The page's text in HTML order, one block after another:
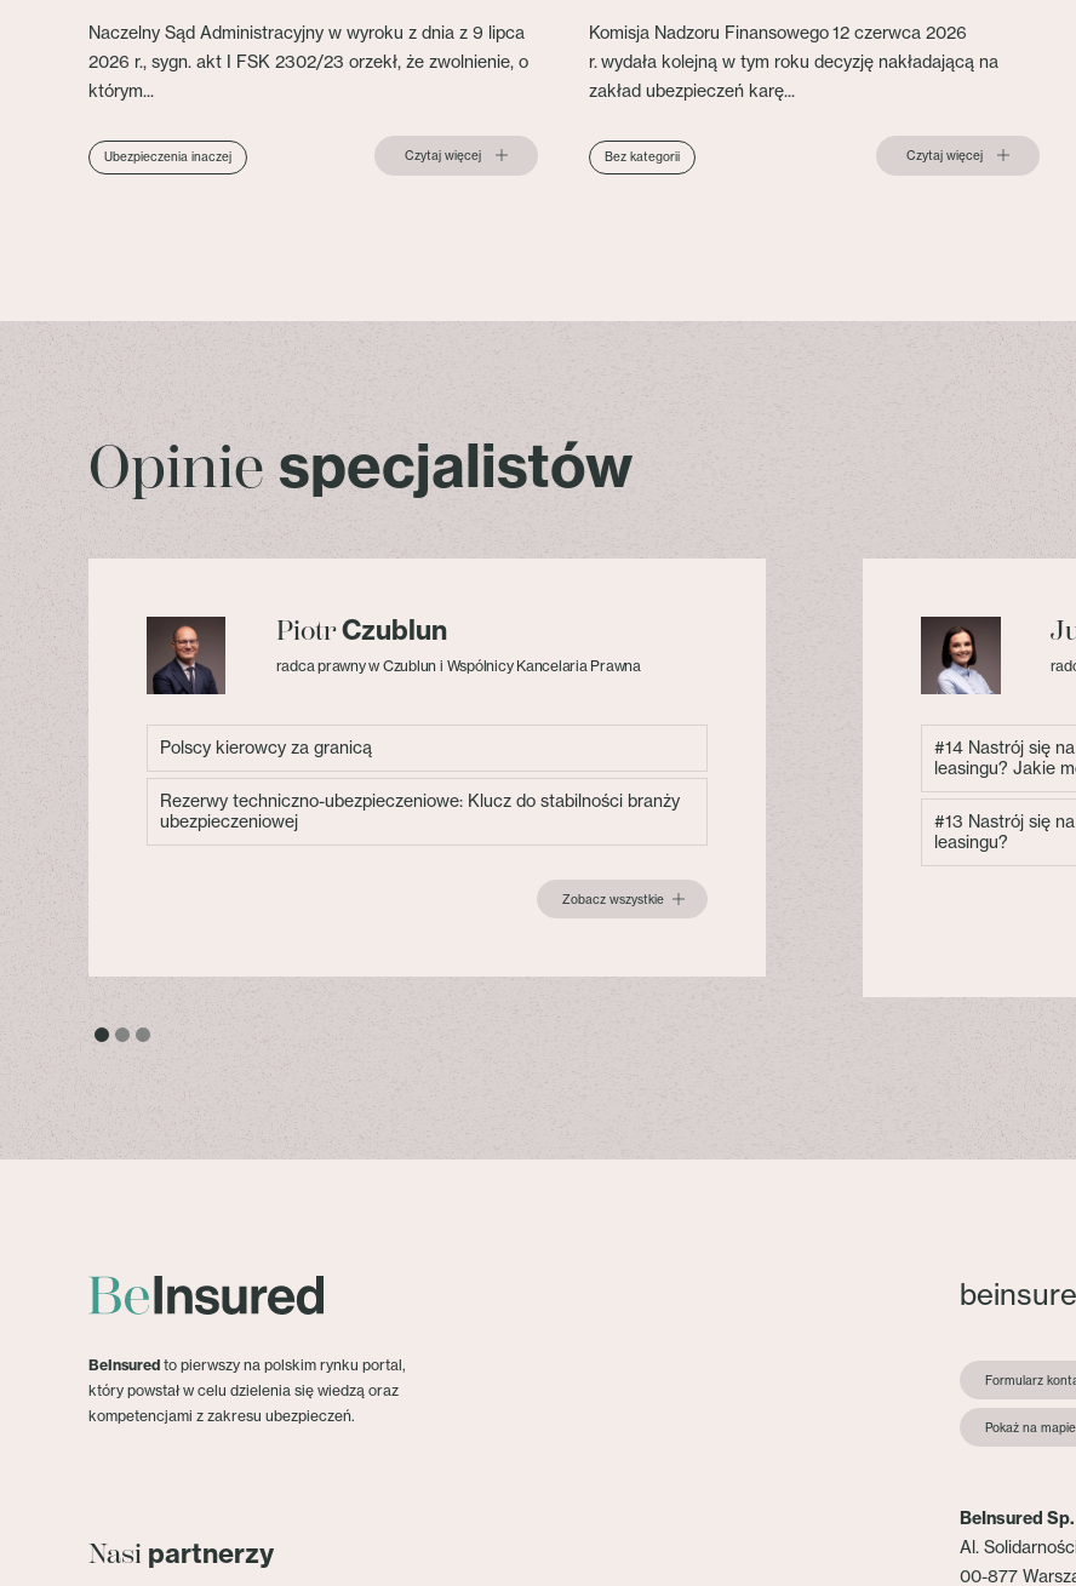
Naczelny Sąd Administracyjny w wyroku z dnia z 9 lipca
2026 r., sygn. akt I FSK 2302/23 orzekł, że zwolnienie, o
którym...
Ubezpieczenia inaczej Czytaj więcej
Komisja Nadzoru Finansowego 12 czerwca 2026
r. wydała kolejną w tym roku decyzję nakładającą na
zakład ubezpieczeń karę...
Bez kategorii Czytaj więcej
Opinie specjalistów
PiotrCzublun
radca prawny w Czublun i Wspólnicy Kancelaria Prawna
Polscy kierowcy za granicą
Rezerwy techniczno-ubezpieczeniowe: Klucz do stabilności branży
ubezpieczeniowej
Zobacz wszystkie
#14 Nastrój się
leasingu? Jakie
#13 Nastrój się
leasingu?
BeInsured to pierwszy na polskim rynku portal,
który powstał w celu dzielenia się wiedzą oraz
kompetencjami z zakresu ubezpieczeń.
Nasi partnerzy
Formularz
Pokaż na mapie
BeInsured
Al.
00-877